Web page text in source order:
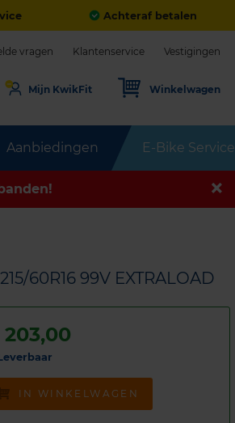
Achteraf betalen
Aanbiedingen E-Bike Service
vragen Klantenservice Vestigingen
Mijn KwikFit Winkelwagen
215/60R16 99V EXTRALOAD
203,00
IN WINKELWAGEN